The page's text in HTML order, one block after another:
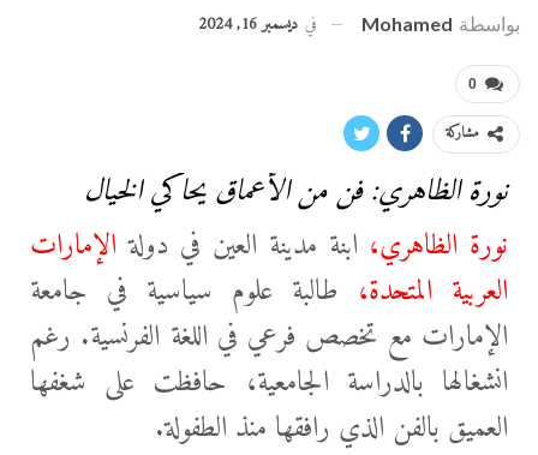
بواسطة Mohamed في ديسمبر 16, 2024
0
مشاركة
نورة الظاهري: فن من الأعماق يحاكي الخيال
نورة الظاهري، ابنة مدينة العين في دولة الإمارات
العربية المتحدة، طالبة علوم سياسية في جامعة
الإمارات مع تخصص فرعي في اللغة الفرنسية. رغم
انشغالها بالدراسة الجامعية، حافظت على شغفها
العميق بالفن الذي رافقها منذ الطفولة.